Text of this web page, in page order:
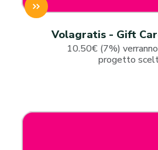
Volagratis - Gift
10.50€ (7%)
progetto